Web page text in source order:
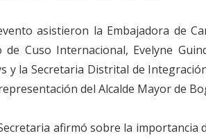
asistieron la Embajadora de
de Cuso Internacional, Evelyne
y la Secretaria Distrital de
del Alcalde Mayor de
afirmó sobre la importancia